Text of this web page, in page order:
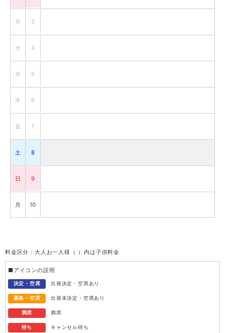
月 3
火 4
水 5
木 6
金 7
土 8
日 9
月 10
水 12
木 13
金 14
料金区分：大人お一人様（ ）内は子供料金
■アイコンの説明
決定・空席 出発決定・空席あり
募集・空席 出発未決定・空席あり
満席 満席
待ち キャンセル待ち